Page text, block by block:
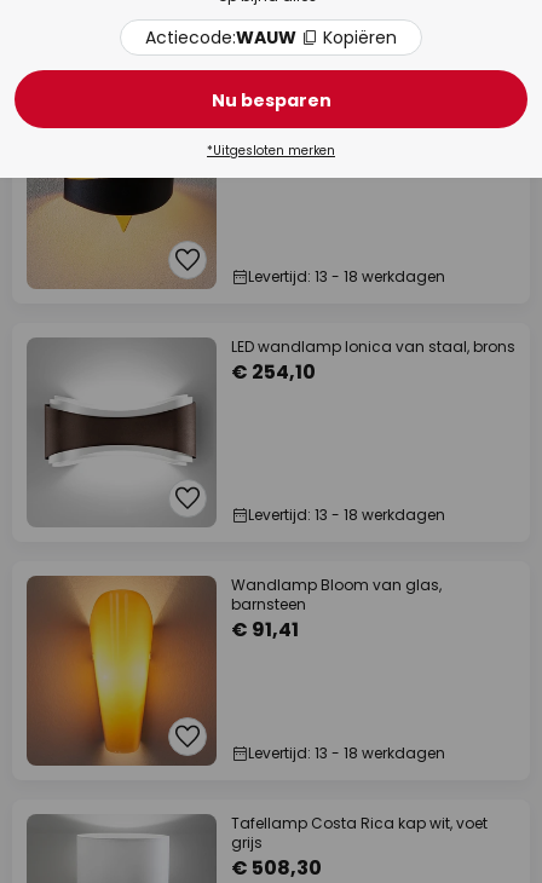
Levertijd: 13 - 18 werkdagen
Zwart-gouden design-wandlamp
Scudo
€ 243,93
Levertijd: 13 - 18 werkdagen
LED wandlamp Ionica van staal, brons
€ 254,10
Levertijd: 13 - 18 werkdagen
Wandlamp Bloom van glas,
barnsteen
€ 91,41
Levertijd: 13 - 18 werkdagen
Tafellamp Costa Rica kap wit, voet
grijs
€ 508,30
Actiecode:WAUW Kopiëren
Nu besparen
*Uitgesloten merken